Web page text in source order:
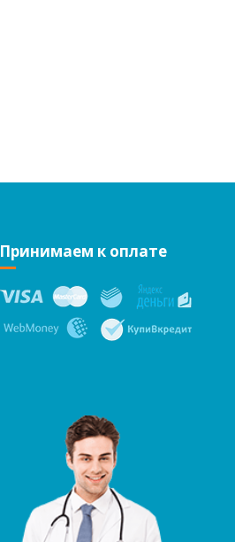
Принимаем к оплате